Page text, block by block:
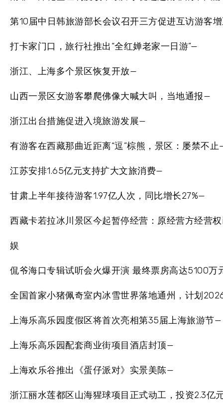
第10届中日韩旅游部长会议召开三方促进互访游客
打卡家门口，旅行社推出“全红婵老家一日游”—
浙江、上海多个景区恢复开放—
山西一景区女游客攀爬佛像大喊大叫，当地通报—
浙江出台措施促进入境旅游发展—
有游客在西藏那曲近距离“逗”棕熊，景区：屡禁不止
江苏安排1.65亿元支持扩大文旅消费—
甘肃上半年接待游客1.97亿人次，同比增长27%—
西藏卡若拉冰川景区今起暂停经营：原经营方经营
娱
侃爷海口专辑试听会火爆开演 最终票房高达5100万
全国首家小猪佩奇室内冰雪世界落地通州，计划
上海乐高乐园度假区将首次亮相第35届上海旅游节—
上海乐高乐园配套商业街项目酒店封顶—
上海欢乐谷推出《蛋仔派对》实景美陈—
浙江丽水莲都区山海猩球项目正式动工，投资2.3亿